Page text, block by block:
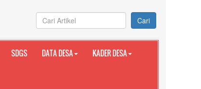
Cari
SDGS DATA DESA KADER DESA